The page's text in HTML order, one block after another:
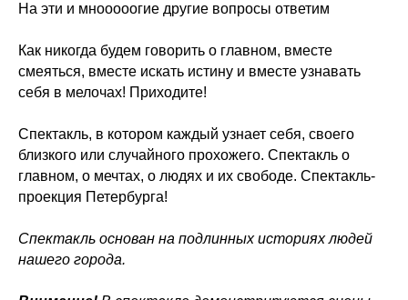
На эти и мнооооогие другие вопросы ответим
Как никогда будем говорить о главном, вместе
смеяться, вместе искать истину и вместе узнавать
себя в мелочах! Приходите!
Спектакль, в котором каждый узнает себя, своего
близкого или случайного прохожего. Спектакль о
главном, о мечтах, о людях и их свободе. Спектакль-
проекция Петербурга!
Спектакль основан на подлинных историях людей
нашего города.